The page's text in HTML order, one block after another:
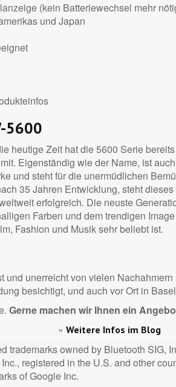
(kein Batteriewechsel mehr
und Japan
5600
heutige Zeit hat die 5600 Serie
Eigenständig wie der Name, ist
und steht für die unermüdlichen
35 Jahren Entwicklung, steht
erfolgreich. Die neuste
Farben und dem trendigen
Fashion und Musik sehr beliebt ist.
und unerreicht von vielen
besichtigt, und auch vor Ort in
Gerne machen wir Ihnen ein
» Weitere Infos im Blog
trademarks owned by Bluetooth SIG,
registered in the U.S. and other
of Google Inc.